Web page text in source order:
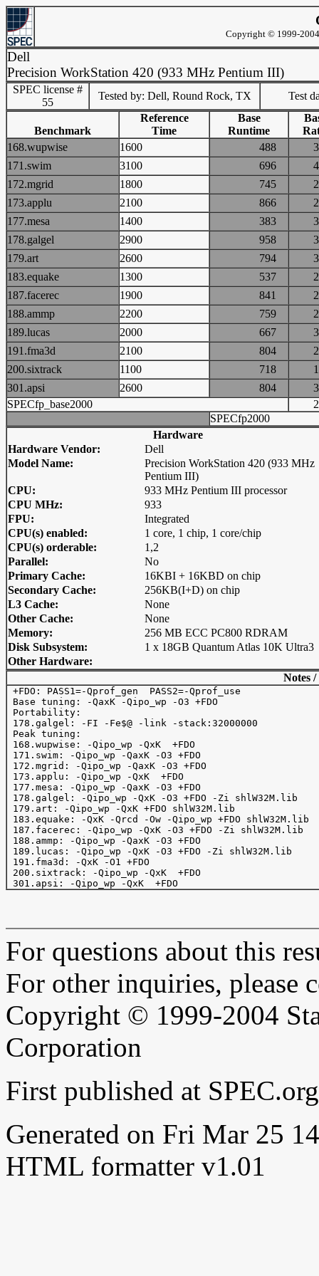
Copyright © 1999-
Dell
Precision WorkStation 420 (933 MHz Pentium III)
SPEC license #
55
Tested by: Dell, Round Rock, TX Test
Benchmark
Reference
Time
Base
Runtime
168.wupwise
1600 488
171.swim
3100 696
172.mgrid
1800 745
173.applu
2100 866
177.mesa
1400 383
178.galgel
2900 958
179.art
2600 794
183.equake
1300 537
187.facerec
1900 841
188.ammp
2200 759
189.lucas
2000 667
191.fma3d
2100 804
200.sixtrack
1100 718
301.apsi
2600 804
SPECfp_base2000
SPECfp2000
Hardware
Hardware Vendor:
Dell
Model Name:
Precision WorkStation 420 (933 MHz
Pentium III)
CPU:
933 MHz Pentium III processor
CPU MHz:
933
FPU:
Integrated
CPU(s) enabled:
1 core, 1 chip, 1 core/chip
CPU(s) orderable:
1,2
Parallel:
No
Primary Cache:
16KBI + 16KBD on chip
Secondary Cache:
256KB(I+D) on chip
L3 Cache:
None
Other Cache:
None
Memory:
256 MB ECC PC800 RDRAM
Disk Subsystem:
1 x 18GB Quantum Atlas 10K Ultra3
Other Hardware:
Notes
+FDO: PASS1=-Qprof_gen  PASS2=-Qprof_use
Base tuning: -QaxK -Qipo_wp -O3 +FDO
Portability:
178.galgel: -FI -Fe$@ -link -stack:32000000
Peak tuning:
168.wupwise: -Qipo_wp -QxK  +FDO
171.swim: -Qipo_wp -QaxK -O3 +FDO
172.mgrid: -Qipo_wp -QaxK -O3 +FDO
173.applu: -Qipo_wp -QxK  +FDO
177.mesa: -Qipo_wp -QaxK -O3 +FDO
178.galgel: -Qipo_wp -QxK -O3 +FDO -Zi shlW32M.lib
179.art: -Qipo_wp -QxK +FDO shlW32M.lib
183.equake: -QxK -Qrcd -Ow -Qipo_wp +FDO shlW32M.lib
187.facerec: -Qipo_wp -QxK -O3 +FDO -Zi shlW32M.lib
188.ammp: -Qipo_wp -QaxK -O3 +FDO
189.lucas: -Qipo_wp -QxK -O3 +FDO -Zi shlW32M.lib
191.fma3d: -QxK -O1 +FDO
200.sixtrack: -Qipo_wp -QxK  +FDO
For questions about this
For other inquiries, please
Copyright © 1999-2004
Corporation
First published at
Generated on Fri Mar 25
HTML formatter v1.01